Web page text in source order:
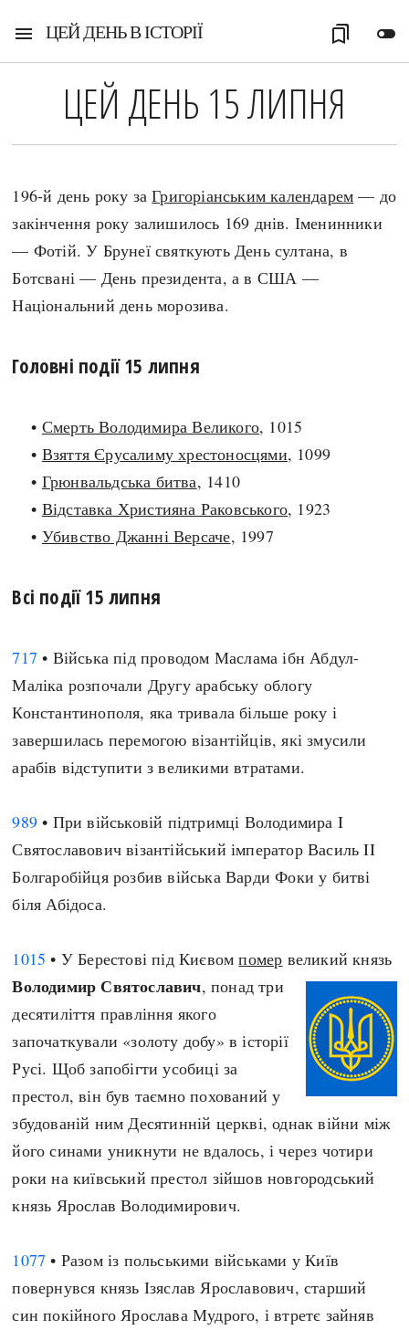
menu ЦЕЙ ДЕНЬ В ІСТОРІЇ toggle_off
bookmarks
ЗАГОЛОВКИ
ПРАВИЛА ЖИТТЯ
КАРТИ
НОТА БЕНЕ
ПРЯМА МОВА
МОЯ ІСТОРІЯ
Авіація і космонавтика
Архітектура і будівництво
Битви і війни
Катастрофи
Культура і мистецтво
Людина і суспільство
Наука, освіта і техніка
Подорожі і відкриття
Релігія
Чудеса світу
Княжа доба
Козацька доба
Українська революція
Австралія
Азія
Америка
Хронологія
Античні часи
Темні віки
Високе Середньовіччя
Пізнє Середньовіччя
Нова історія
Новітня історія
Наш час
Нові статті
Популярні статті
Всі статті
ЦЕЙ ДЕНЬ 15 ЛИПНЯ
196-й день року заГригоріанським календарем — до
закінчення року залишилось 169 днів. Іменинники
— Фотій. У Брунеї святкують День султана, в
Ботсвані — День президента, а в США —
Національний день морозива.
Головні події 15 липня
• Смерть Володимира Великого, 1015
• Взяття Єрусалиму хрестоносцями, 1099
• Грюнвальдська битва, 1410
• Відставка Християна Раковського, 1923
• Убивство Джанні Версаче, 1997
Всі події 15 липня
717 • Війська під проводом Маслама ібн Абдул-
Маліка розпочали Другу арабську облогу
Константинополя, яка тривала більше року і
завершилась перемогою візантійців, які змусили
арабів відступити з великими втратами.
989 • При військовій підтримці Володимира I
Святославович візантійський імператор Василь II
Болгаробійця розбив війська Варди Фоки у битві
біля Абідоса.
1015 • У Берестові під Києвомпомер великий князь
Володимир Святославич, понад три
десятиліття правління якого
започаткували «золоту добу» в історії
Русі. Щоб запобігти усобиці за
престол, він був таємно похований у
збудованій ним Десятинній церкві, однак війни між
його синами уникнути не вдалось, і через чотири
роки на київський престол зійшов новгородський
князь Ярослав Володимирович.
1077 • Разом із польськими військами у Київ
повернувся князь Ізяслав Ярославович, старший
син покійного Ярослава Мудрого, і втретє зайняв